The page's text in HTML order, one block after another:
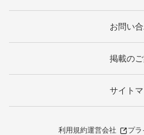
お問い
掲載の
サイト
利用規約運営会社
プラ